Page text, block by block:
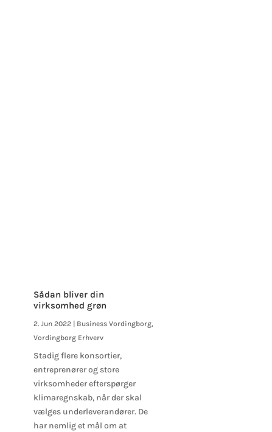
Sådan bliver din
virksomhed grøn
2. Jun 2022| Business Vordingborg,
Vordingborg Erhverv
Stadig flere konsortier,
entreprenører og store
virksomheder efterspørger
klimaregnskab, når der skal
vælges underleverandører. De
har nemlig et mål om at